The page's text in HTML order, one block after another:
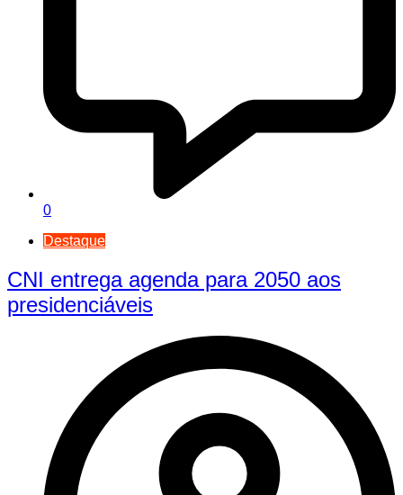
0
Destaque
CNI entrega agenda para 2050 aos
presidenciáveis